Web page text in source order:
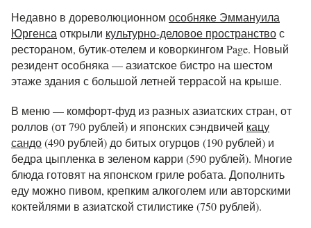
Недавно в дореволюционном особняке Эммануила
Юргенса открыли культурно-деловое пространствос
рестораном, бутик-отелем и коворкингом Page. Новый
резидент особняка — азиатское бистро на шестом
этаже здания с большой летней террасой на крыше.
В меню — комфорт-фуд из разных азиатских стран, от
роллов (от 790 рублей) и японских сэндвичей кацу
сандо(490 рублей) до битых огурцов (190 рублей) и
бедра цыпленка в зеленом карри (590 рублей). Многие
блюда готовят на японском гриле робата. Дополнить
еду можно пивом, крепким алкоголем или авторскими
коктейлями в азиатской стилистике (750 рублей).